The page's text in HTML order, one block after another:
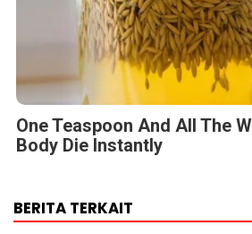
One Teaspoon And All The
Body Die Instantly
BERITA TERKAIT